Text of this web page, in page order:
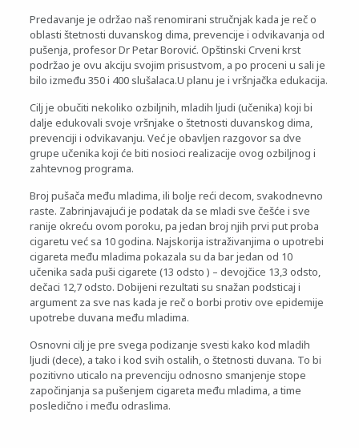
Predavanje je održao naš renomirani stručnjak kada je reč o
oblasti štetnosti duvanskog dima, prevencije i odvikavanja od
pušenja, profesor Dr Petar Borović. Opštinski Crveni krst
podržao je ovu akciju svojim prisustvom, a po proceni u sali je
bilo između 350 i 400 slušalaca.U planu je i vršnjačka edukacija.
Cilj je obučiti nekoliko ozbiljnih, mladih ljudi (učenika) koji bi
dalje edukovali svoje vršnjake o štetnosti duvanskog dima,
prevenciji i odvikavanju. Već je obavljen razgovor sa dve
grupe učenika koji će biti nosioci realizacije ovog ozbiljnog i
zahtevnog programa.
Broj pušača među mladima, ili bolje reći decom, svakodnevno
raste. Zabrinjavajući je podatak da se mladi sve češće i sve
ranije okreću ovom poroku, pa jedan broj njih prvi put proba
cigaretu već sa 10 godina. Najskorija istraživanjima o upotrebi
cigareta među mladima pokazala su da bar jedan od 10
učenika sada puši cigarete (13 odsto ) – devojčice 13,3 odsto,
dečaci 12,7 odsto. Dobijeni rezultati su snažan podsticaj i
argument za sve nas kada je reč o borbi protiv ove epidemije
upotrebe duvana među mladima.
Osnovni cilj je pre svega podizanje svesti kako kod mladih
ljudi (dece), a tako i kod svih ostalih, o štetnosti duvana. To bi
pozitivno uticalo na prevenciju odnosno smanjenje stope
započinjanja sa pušenjem cigareta među mladima, a time
posledično i među odraslima.